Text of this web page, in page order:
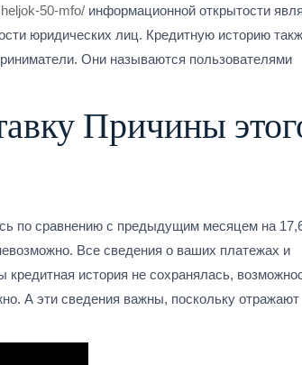
50-mfo/ информационной открытости
юридических лиц. Кредитную историю
Они называются пользователями
Причины
по сравнению с предыдущим месяцем на
Все сведения о ваших платежах и
история не сохранялась,
А эти сведения важны, поскольку отражают